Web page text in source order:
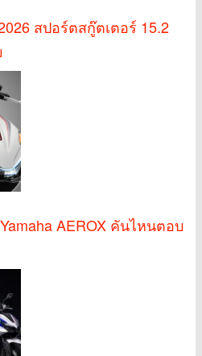
สปอร์ตสกู๊ตเตอร์ 15.2
AEROX คันไหนตอบ